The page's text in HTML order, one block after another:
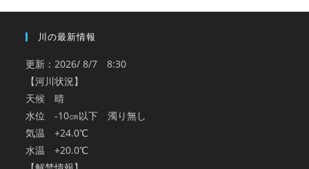
川の最新情報
更新：2026/ 8/7 8:30
【河川状況】
天候 晴
水位 -10㎝以下 濁り無し
気温 +24.0℃
水温 +20.0℃